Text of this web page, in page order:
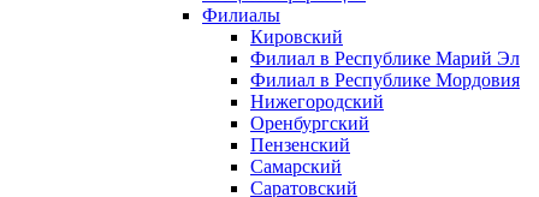
Филиалы
Кировский
Филиал в Республике Марий Эл
Филиал в Республике Мордовия
Нижегородский
Оренбургский
Пензенский
Самарский
Саратовский